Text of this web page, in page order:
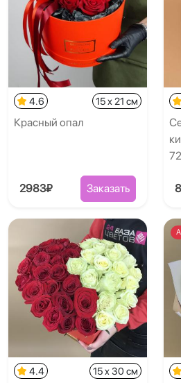
4.6 15 x 21 см
Красный опал
2983₽ Заказать
4.4 15 x 30 см